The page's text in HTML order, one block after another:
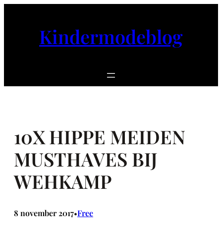
Kindermodeblog
10X HIPPE MEIDEN
MUSTHAVES BIJ
WEHKAMP
8 november 2017•Free